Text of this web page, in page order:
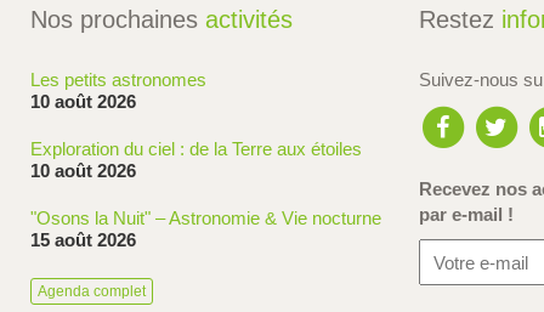
Nos prochaines activités
Les petits astronomes
10 août 2026
Exploration du ciel : de la Terre aux étoiles
10 août 2026
"Osons la Nuit" – Astronomie & Vie nocturne
15 août 2026
Agenda complet
Restez
Suivez-nous
Recevez nos
par e-mail !